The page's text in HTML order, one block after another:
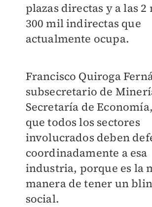
plazas directas y a las
300 mil indirectas que
actualmente ocupa.
Francisco Quiroga
subsecretario de
Secretaría de
que todos los sectores
involucrados deben
coordinadamente a esa
industria, porque es la
manera de tener un
social.